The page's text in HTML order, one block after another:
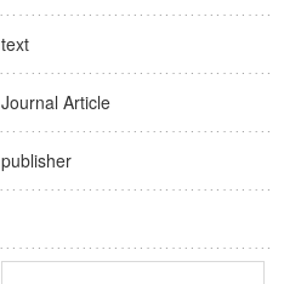
text
Journal Article
publisher